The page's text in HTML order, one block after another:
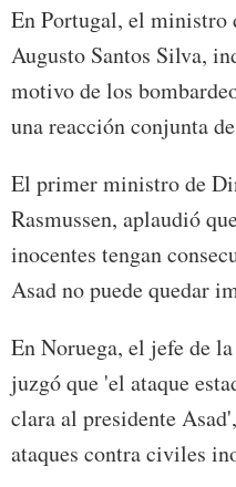
En Portugal, el ministro
Augusto Santos Silva,
motivo de los
una reacción conjunta
El primer ministro de
Rasmussen, aplaudió
inocentes tengan
Asad no puede quedar
En Noruega, el jefe de
juzgó que 'el ataque
clara al presidente
ataques contra civiles